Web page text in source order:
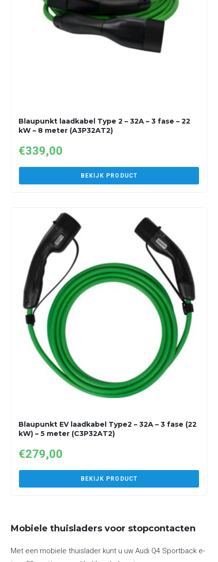
Blaupunkt laadkabel Type 2 – 32A – 3 fase – 22
kW – 8 meter (A3P32AT2)
€339,00
BEKIJK PRODUCT
Blaupunkt EV laadkabel Type2 – 32A – 3 fase (22
kW) – 5 meter (C3P32AT2)
€279,00
BEKIJK PRODUCT
Mobiele thuisladers voor stopcontacten
Met een mobiele thuislader kunt u uw Audi Q4 Sportback e-